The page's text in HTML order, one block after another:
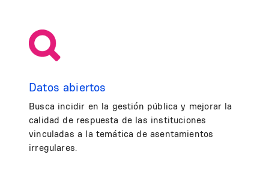
Datos abiertos
Busca incidir en la gestión pública y mejorar la
calidad de respuesta de las instituciones
vinculadas a la temática de asentamientos
irregulares.